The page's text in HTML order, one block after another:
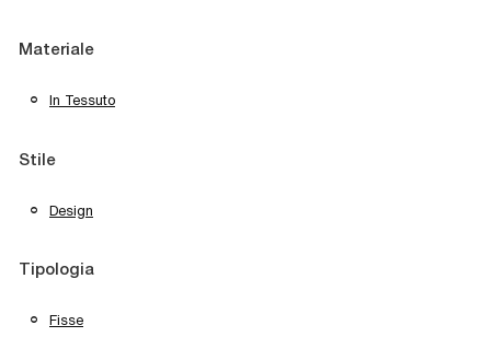
Materiale
In Tessuto
Stile
Design
Tipologia
Fisse